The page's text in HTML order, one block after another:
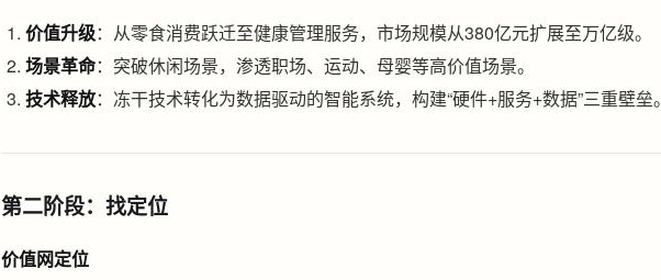
价值升级：从零食消费跃迁至健康管理服务，市场规模从380亿元扩展至万亿级。
场景革命：突破休闲场景，渗透职场、运动、母婴等高价值场景。
技术释放：冻干技术转化为数据驱动的智能系统，构建“硬件+服务+数据”三重壁垒。
第二阶段：找定位
价值网定位